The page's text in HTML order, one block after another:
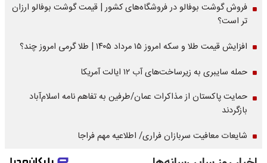
فروش گوشت بوفالو در فروشگاه‌های کشور | قیمت گوشت بوفالو ارزان
تر است؟
افزایش قیمت طلا و سکه امروز ۱۵ مرداد ۱۴۰۵ | طلا گرمی امروز چند؟
حمله سایبری به زیرساخت‌های آب ۱۲ ایالت آمریکا
حمایت پاکستان از مذاکرات عمان/طرفین به تفاهم نامه اسلام‌آباد
بازگردند
شایعات معافیت سربازان فراری/ اطلاعیه مهم فراجا